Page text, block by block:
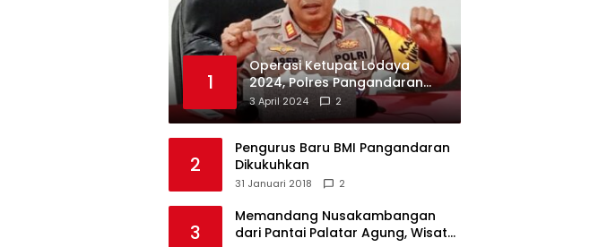
1
Operasi Ketupat Lodaya
2024, Polres Pangandaran
Dirikan 12 Pos Pengamanan
3 April 2024 2
2
Pengurus Baru BMI Pangandaran
Dikukuhkan
31 Januari 2018 2
3
Memandang Nusakambangan
dari Pantai Palatar Agung, Wisata